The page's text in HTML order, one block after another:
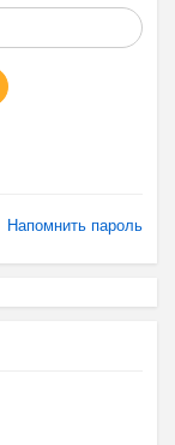
Напомнить пароль